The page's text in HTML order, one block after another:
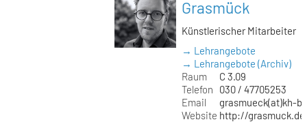
Grasmück
Künstlerischer Mitarbeiter
→ Lehrangebote
→ Lehrangebote (Archiv)
Raum
C 3.09
Telefon
030 / 47705253
Email
grasmueck(at)kh-
Website http://